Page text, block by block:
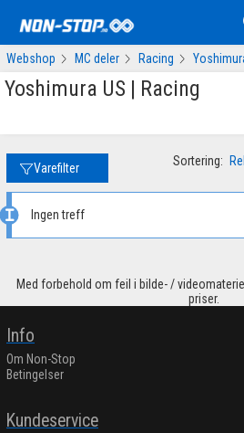
Webshop MC deler Racing
Yoshimura US | Racing
Varefilter Sortering:
Ingen treff
Med forbehold om feil i bilde- /
priser.
Info
Om Non-Stop
Betingelser
Kundeservice